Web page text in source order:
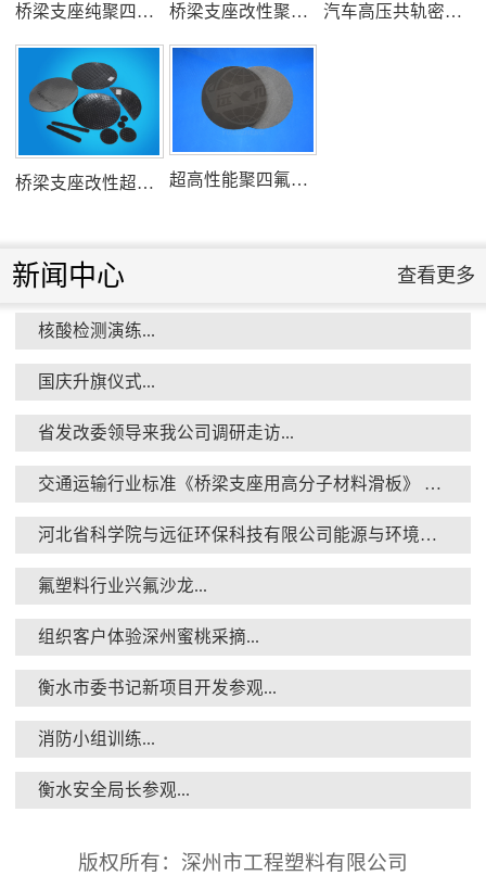
组织客户体验深州蜜桃采摘...
衡水市委书记新项目开发参观...
消防小组训练...
桥梁支座纯聚四氟乙烯滑板 桥梁支座改性聚四氟乙烯滑板 汽车高压共轨密封圈
桥梁支座改性超高分子量聚乙烯滑板 超高性能聚四氟乙烯滑板
新闻中心 查看更多
核酸检测演练...
国庆升旗仪式...
省发改委领导来我公司调研走访...
交通运输行业标准《桥梁支座用高分子材料滑板》 送审稿审查会在京召开...
河北省科学院与远征环保科技有限公司能源与环境新材料成果转化基地签约暨揭牌仪式...
氟塑料行业兴氟沙龙...
组织客户体验深州蜜桃采摘...
衡水市委书记新项目开发参观...
消防小组训练...
衡水安全局长参观...
版权所有：深州市工程塑料有限公司